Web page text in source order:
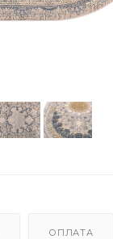
ОПЛАТА